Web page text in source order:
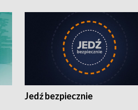
Jedź bezpiecznie